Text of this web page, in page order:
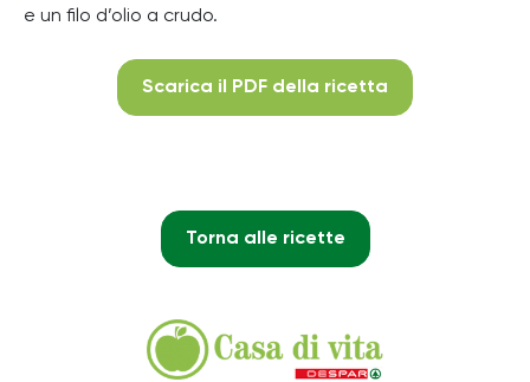
e un filo d’olio a crudo.
Scarica il PDF della ricetta
Torna alle ricette